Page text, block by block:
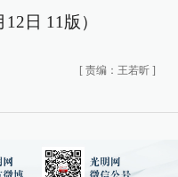
日 11版）
[ 责编：王若昕 ]